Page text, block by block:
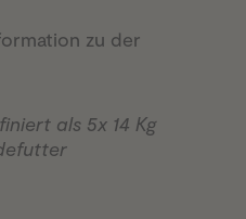
zu der
als 5x 14 Kg